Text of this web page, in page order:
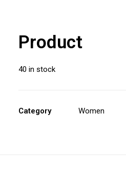
Product
40 in stock
Category Women